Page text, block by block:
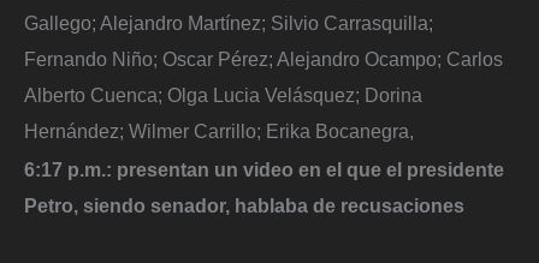
Gallego; Alejandro Martínez; Silvio Carrasquilla;
Fernando Niño; Oscar Pérez; Alejandro Ocampo; Carlos
Alberto Cuenca; Olga Lucia Velásquez; Dorina
Hernández; Wilmer Carrillo; Erika Bocanegra,
6:17 p.m.: presentan un video en el que el presidente
Petro, siendo senador, hablaba de recusaciones